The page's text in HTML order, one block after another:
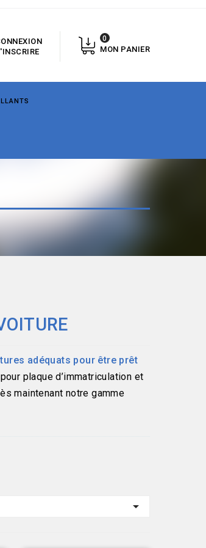
MON PANIER
0
adéquats pour être prêt
plaque d’immatriculation et
maintenant notre gamme
